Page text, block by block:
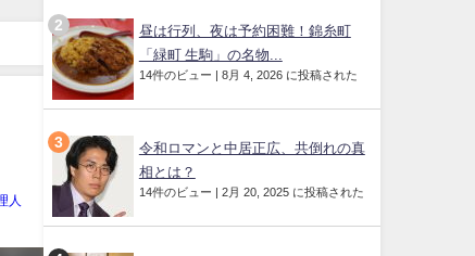
人
昼は行列、夜は予約困難！錦糸町
「緑町 生駒」の名物...
14件のビュー | 8月 4, 2026 に投稿された
令和ロマンと中居正広、共倒れの真
相とは？
14件のビュー | 2月 20, 2025 に投稿された